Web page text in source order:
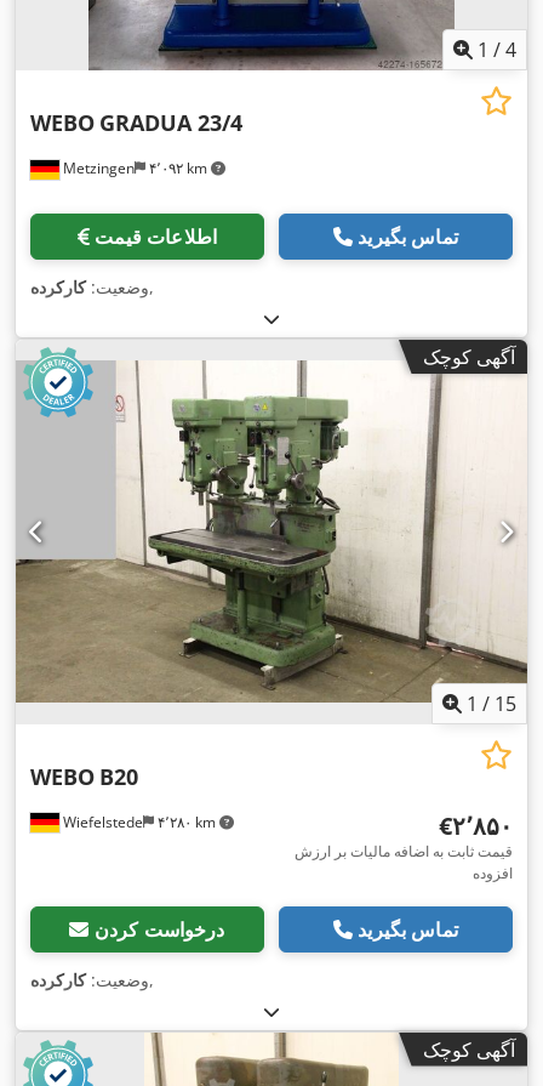
1 /4
Metzingen ۴٬۰۹۲ km
WEBO GRADUA 23/4
اطلاعات قیمت تماس بگیرید
وضعیت:کارکرده ,
آگهی کوچک
1 / 15
Wiefelstede ۴٬۲۸۰ km
WEBO B20
‎€۲٬۸۵۰
قیمت ثابت به اضافه مالیات بر ارزش
افزوده
درخواست کردن تماس بگیرید
وضعیت:کارکرده ,
آگهی کوچک